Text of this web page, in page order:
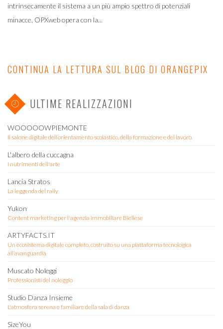
intrinsecamente il sistema a un più ampio spettro di potenziali
minacce, OPXweb opera con la...
CONTINUA LA LETTURA SUL BLOG DI ORANGEPIX
ULTIME REALIZZAZIONI
WOOOOOWPIEMONTE
Il salone digitale dell’orientamento scolastico, della formazione e del lavoro.
L'albero della cuccagna
I nutrimenti dell'arte
Lancia Stratos
La leggenda del rally
Yukon
Content marketing per l'agenzia immobiliare Biellese
ARTYFACTS.IT
Un ecosistema digitale completo, costruito su una piattaforma tecnologica
all’avanguardia
Muscato Noleggi
Professionisti del noleggio
Studio Danza Insieme
L'atmosfera serena e familiare della sala di danza
SizeYou